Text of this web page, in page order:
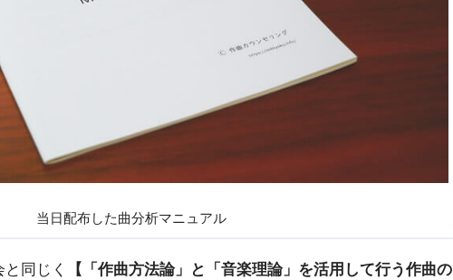
当日配布した曲分析マニュアル
同じく
【「作曲方法論」と「音楽理論」を活用して行う作曲の